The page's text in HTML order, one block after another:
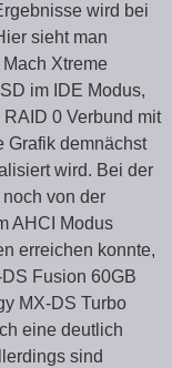
wird bei
sieht man
Xtreme
im IDE Modus,
0 Verbund mit
Grafik demnächst
wird. Bei der
von der
AHCI Modus
erreichen konnte,
Fusion 60GB
MX-DS Turbo
eine deutlich
sind